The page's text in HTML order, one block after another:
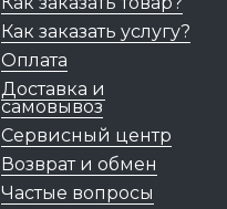
Как заказать услугу?
Оплата
Доставка и
самовывоз
Сервисный центр
Возврат и обмен
Частые вопросы